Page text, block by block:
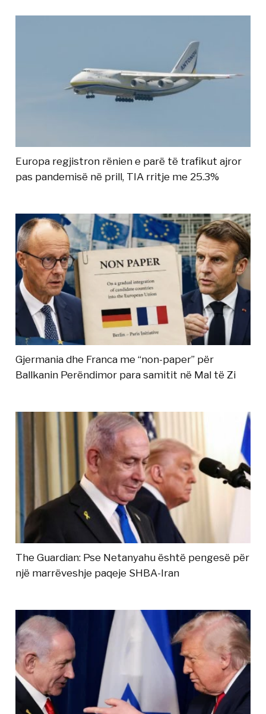
Europa regjistron rënien e parë të trafikut ajror
pas pandemisë në prill, TIA rritje me 25.3%
Gjermania dhe Franca me “non-paper” për
Ballkanin Perëndimor para samitit në Mal të Zi
The Guardian: Pse Netanyahu është pengesë për
një marrëveshje paqeje SHBA-Iran